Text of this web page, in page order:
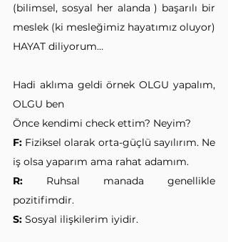
(bilimsel, sosyal her alanda ) başarılı bir
meslek (ki mesleğimiz hayatımız oluyor)
HAYAT diliyorum…
Hadi aklıma geldi örnek OLGU yapalım,
OLGU ben
Önce kendimi check ettim? Neyim?
F: Fiziksel olarak orta-güçlü sayılırım. Ne
iş olsa yaparım ama rahat adamım.
R: Ruhsal manada genellikle
pozitifimdir.
S: Sosyal ilişkilerim iyidir.